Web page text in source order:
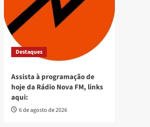
Destaques
Assista à programação de
hoje da Rádio Nova FM, links
aqui:
6 de agosto de 2026